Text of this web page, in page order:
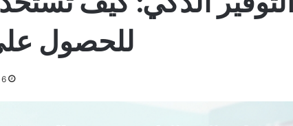
للحصول
6 أبريل، 2026